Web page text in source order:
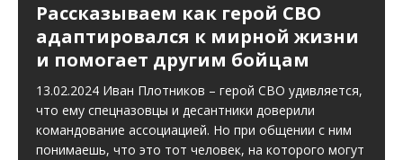
Рассказываем как герой СВО
адаптировался к мирной жизни
и помогает другим бойцам
13.02.2024 Иван Плотников – герой СВО удивляется,
что ему спецназовцы и десантники доверили
командование ассоциацией. Но при общении с ним
понимаешь, что это тот человек, на которого могут